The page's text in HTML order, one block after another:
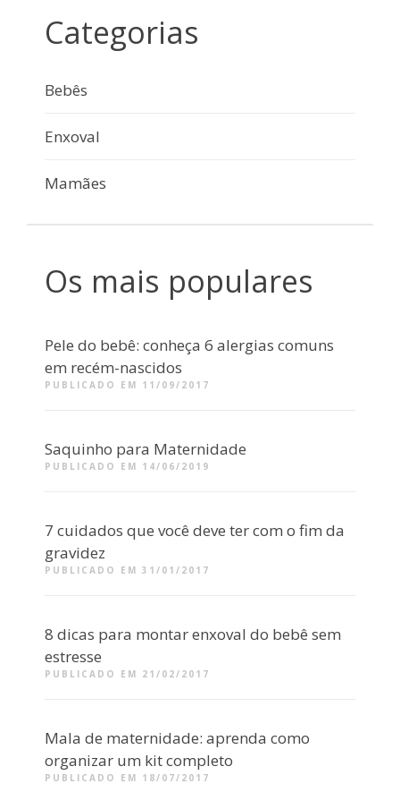
Categorias
Bebês
Enxoval
Mamães
Os mais populares
Pele do bebê: conheça 6 alergias comuns
em recém-nascidos
PUBLICADO EM 11/09/2017
Saquinho para Maternidade
PUBLICADO EM 14/06/2019
7 cuidados que você deve ter com o fim da
gravidez
PUBLICADO EM 31/01/2017
8 dicas para montar enxoval do bebê sem
estresse
PUBLICADO EM 21/02/2017
Mala de maternidade: aprenda como
organizar um kit completo
PUBLICADO EM 18/07/2017